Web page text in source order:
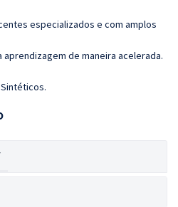
especializados e com amplos
de maneira acelerada.